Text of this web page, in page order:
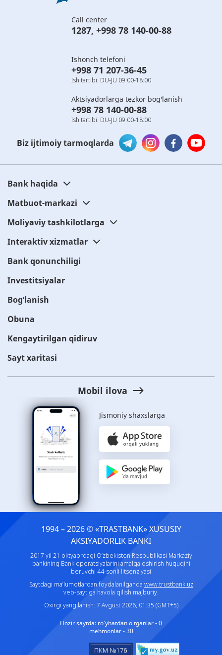
Call center
1287, +998 78 140-00-88
Ishonch telefoni
+998 71 207-36-45
Ish tartibi: DU-JU 09:00-18:00
Aktsiyadorlarga tezkor bog'lanish
+998 78 140-00-88
Ish tartibi: DU-JU 09:00-18:00
Biz ijtimoiy tarmoqlarda
Bank haqida
Matbuot-markazi
Moliyaviy tashkilotlarga
Interaktiv xizmatlar
Bank qonunchiligi
Investitsiyalar
Bog‘lanish
Obuna
Kengaytirilgan qidiruv
Sayt xaritasi
Mobil ilova
Jismoniy shaxslarga
1994 – 2026 © «TRASTBANK» ХUSUSIY
AKSIYADORLIK BANKI
2017 yil 21 oktyabrdagi O‘zbekiston Respublikasi Markaziy
bankining Bank operatsiyalarini amalga oshirish huquqini
beruvchi 44-sonli litsenziyasi
Saytdagi ma’lumotlardan foydalanilganda www.trustbank.uz
veb-saytiga havola qilish majburiy.
Oxirgi yangilanish: 7 Avgust 2026, 01:35 (GMT+5)
Hozir saytda: ro'yhatdan o'tganlar - 0
mehmonlar - 30